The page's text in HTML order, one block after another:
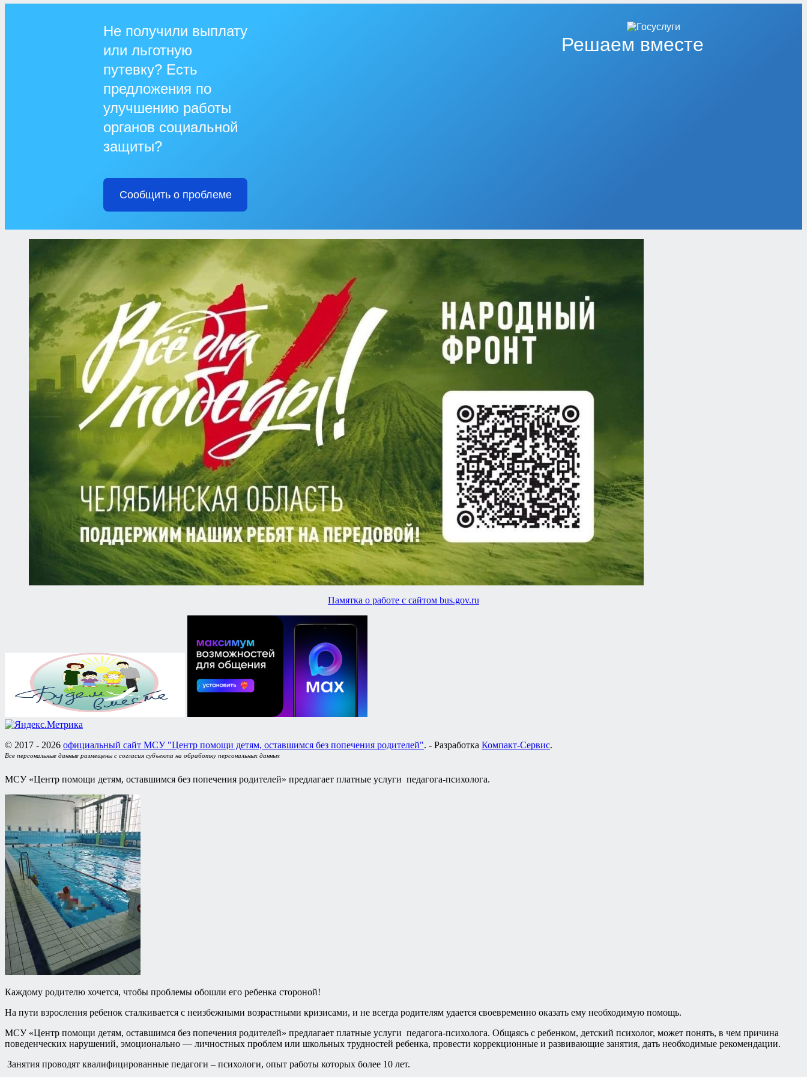
Решаем вместе
Не получили выплату
или льготную
путевку? Есть
предложения по
улучшению работы
органов социальной
защиты?
Сообщить о проблеме
Памятка о работе с сайтом bus.gov.ru
© 2017 - 2026 официальный сайт МСУ "Центр помощи детям, оставшимся без попечения родителей". - Разработка Компакт-Сервис.
Все персональные данные размещены с согласия субъекта на обработку персональных данных
МСУ «Центр помощи детям, оставшимся без попечения родителей» предлагает платные услуги педагога-психолога.
Каждому родителю хочется, чтобы проблемы обошли его ребенка стороной!
На пути взросления ребенок сталкивается с неизбежными возрастными кризисами, и не всегда родителям удается своевременно оказать ему необходимую помощь.
МСУ «Центр помощи детям, оставшимся без попечения родителей» предлагает платные услуги педагога-психолога. Общаясь с ребенком, детский психолог, может понять, в чем причина
поведенческих нарушений, эмоционально — личностных проблем или школьных трудностей ребенка, провести коррекционные и развивающие занятия, дать необходимые рекомендации.
Занятия проводят квалифицированные педагоги – психологи, опыт работы которых более 10 лет.